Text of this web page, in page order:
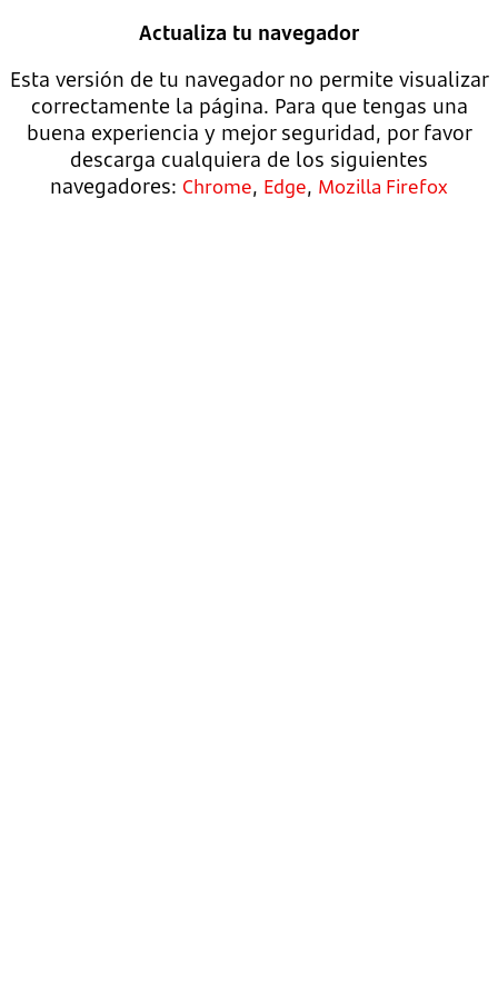
Actualiza tu navegador
Esta versión de tu navegador no permite visualizar
correctamente la página. Para que tengas una
buena experiencia y mejor seguridad, por favor
descarga cualquiera de los siguientes
navegadores: Chrome, Edge, Mozilla Firefox